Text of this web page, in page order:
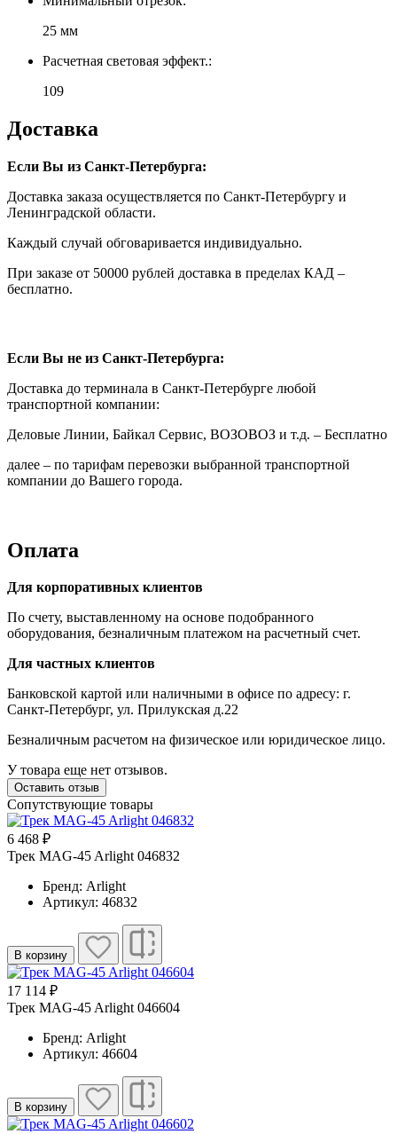
25 мм
Расчетная световая эффект.:
109
Доставка
Если Вы из Санкт-Петербурга:
Доставка заказа осуществляется по Санкт-Петербургу и
Ленинградской области.
Каждый случай обговаривается индивидуально.
При заказе от 50000 рублей доставка в пределах КАД –
бесплатно.
Если Вы не из Санкт-Петербурга:
Доставка до терминала в Санкт-Петербурге любой
транспортной компании:
Деловые Линии, Байкал Сервис, ВОЗОВОЗ и т.д. – Бесплатно
далее – по тарифам перевозки выбранной транспортной
компании до Вашего города.
Оплата
Для корпоративных клиентов
По счету, выставленному на основе подобранного
оборудования, безналичным платежом на расчетный счет.
Для частных клиентов
Банковской картой или наличными в офисе по адресу: г.
Санкт-Петербург, ул. Прилукская д.22
Безналичным расчетом на физическое или юридическое лицо.
У товара еще нет отзывов.
Оставить отзыв
Сопутствующие товары
6 468 ₽
Трек MAG-45 Arlight 046832
Бренд: Arlight
Артикул: 46832
В корзину
17 114 ₽
Трек MAG-45 Arlight 046604
Бренд: Arlight
Артикул: 46604
В корзину